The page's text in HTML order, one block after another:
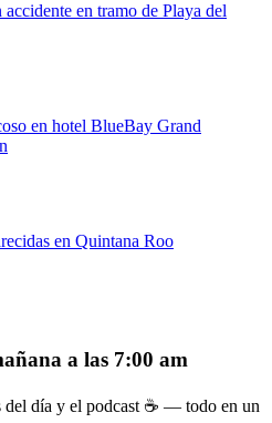
en tramo de Playa del
en hotel BlueBay Grand
en Quintana Roo
a las 7:00 am
del día y el podcast ☕ — todo en un